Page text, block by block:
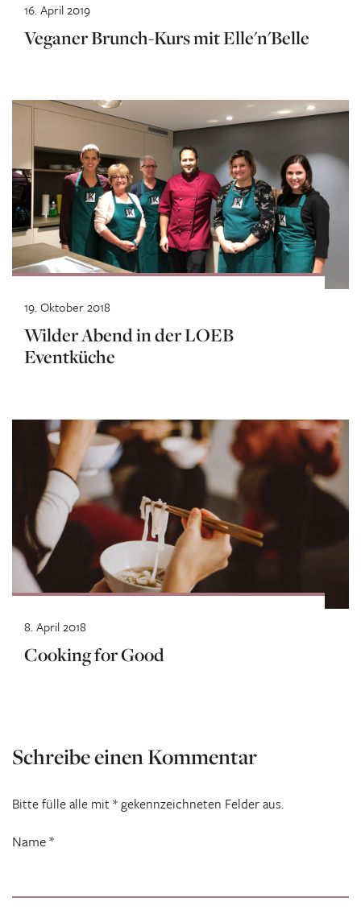
Veganer Brunch-Kurs mit Elle'n'Belle
16. April 2019
Wilder Abend in der LOEB
Eventküche
19. Oktober 2018
Cooking for Good
8. April 2018
Schreibe einen Kommentar
Bitte fülle alle mit * gekennzeichneten Felder aus.
Name*